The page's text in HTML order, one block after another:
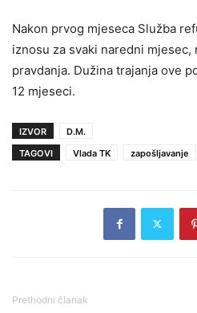
Nakon prvog mjeseca Služba
iznosu za svaki naredni mjesec,
pravdanja. Dužina trajanja ove
12 mjeseci.
IZVOR
D.M.
TAGOVI
Vlada TK zapošljavanje
Prethodni članak